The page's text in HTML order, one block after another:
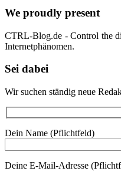
We proudly present
CTRL-Blog.de - Control the
Internetphänomen.
Sei dabei
Wir suchen ständig neue
Dein Name (Pflichtfeld)
Deine E-Mail-Adresse